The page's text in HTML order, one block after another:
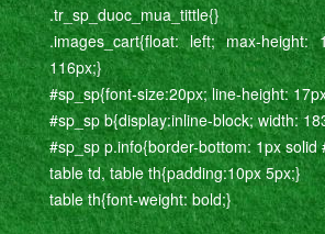
.tr_sp_duoc_mua_tittle{}
.images_cart{float: left; max-height:
116px;}
#sp_sp{font-size:20px; line-height:
#sp_sp b{display:inline-block; width:
#sp_sp p.info{border-bottom: 1px solid
table td, table th{padding:10px 5px;}
table th{font-weight: bold;}